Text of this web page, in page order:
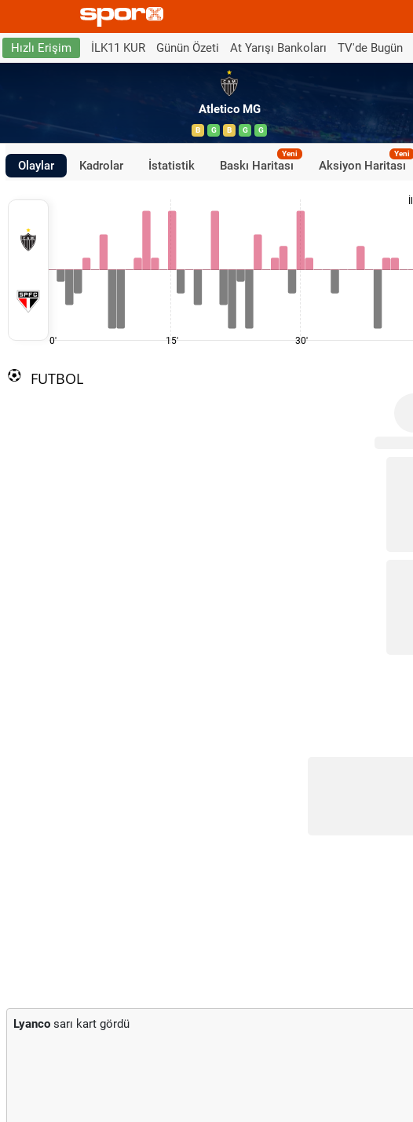
Hızlı Erişim İLK11 KUR Günün Özeti At Yarışı Bankoları TV'de Bugün
Atletico MG
B G B G G
Olaylar Kadrolar İstatistik Baskı Haritası
Yeni
Aksiyon Haritası
Yeni
0' 15' 30'
FUTBOL
Lyanco sarı kart gördü